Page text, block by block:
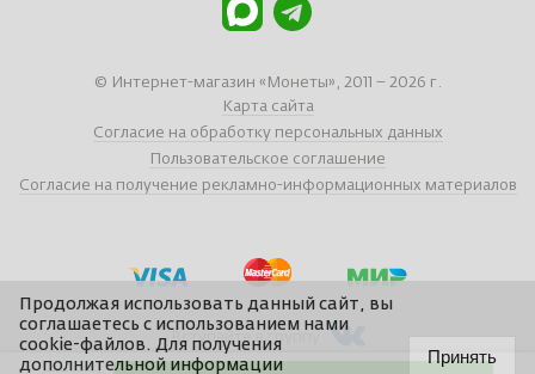
© Интернет-магазин «Монеты», 2011 – 2026 г.
Карта сайта
Согласие на обработку персональных данных
Пользовательское соглашение
Согласие на получение рекламно-информационных материалов
Вступайте в группу
Продолжая использовать данный сайт, вы
соглашаетесь с использованием нами
cookie-файлов. Для получения
дополнительной информации
Принять